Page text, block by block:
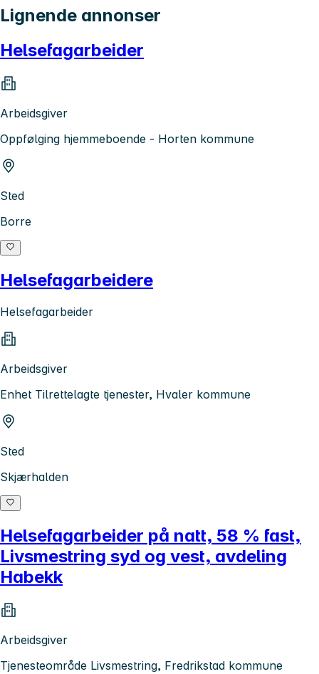
Lignende annonser
Helsefagarbeider
Arbeidsgiver
Oppfølging hjemmeboende - Horten kommune
Sted
Borre
Helsefagarbeidere
Helsefagarbeider
Arbeidsgiver
Enhet Tilrettelagte tjenester, Hvaler kommune
Sted
Skjærhalden
Helsefagarbeider på natt, 58 % fast,
Livsmestring syd og vest, avdeling
Habekk
Arbeidsgiver
Tjenesteområde Livsmestring, Fredrikstad kommune